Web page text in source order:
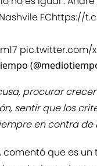
FChttps://
pic.twitter.com/
procurar
sentir que los
en contra de
comentó que es